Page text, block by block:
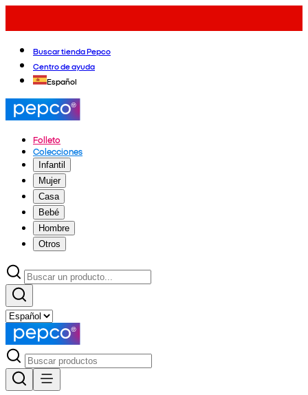
Buscar tienda Pepco
Centro de ayuda
Español
Folleto
Colecciones
Infantil
Mujer
Casa
Bebé
Hombre
Otros